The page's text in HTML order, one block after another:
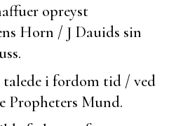
opreyst
Horn / J Dauids sin
talede i fordom tid / ved
Propheters Mund.